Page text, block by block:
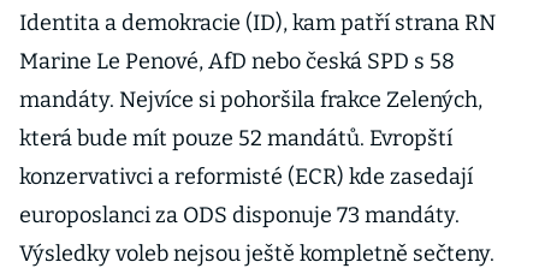
Identita a demokracie (ID), kam patří strana RN
Marine Le Penové, AfD nebo česká SPD s 58
mandáty. Nejvíce si pohoršila frakce Zelených,
která bude mít pouze 52 mandátů. Evropští
konzervativci a reformisté (ECR) kde zasedají
europoslanci za ODS disponuje 73 mandáty.
Výsledky voleb nejsou ještě kompletně sečteny.